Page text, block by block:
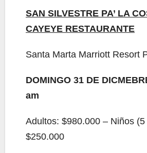
SAN SILVESTRE PA’ LA
CAYEYE RESTAURANTE
Santa Marta Marriott Resort
DOMINGO 31 DE
am
Adultos: $980.000 – Niños
$250.000